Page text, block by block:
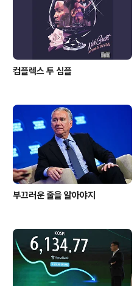
영상 참조 클래식 벨소리 모음 Cl..
컴플렉스 투 심플
부끄러운 줄을 알아야지